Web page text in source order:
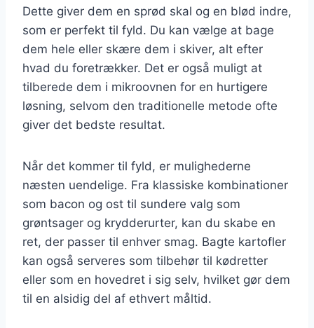
Dette giver dem en sprød skal og en blød indre,
som er perfekt til fyld. Du kan vælge at bage
dem hele eller skære dem i skiver, alt efter
hvad du foretrækker. Det er også muligt at
tilberede dem i mikroovnen for en hurtigere
løsning, selvom den traditionelle metode ofte
giver det bedste resultat.
Når det kommer til fyld, er mulighederne
næsten uendelige. Fra klassiske kombinationer
som bacon og ost til sundere valg som
grøntsager og krydderurter, kan du skabe en
ret, der passer til enhver smag. Bagte kartofler
kan også serveres som tilbehør til kødretter
eller som en hovedret i sig selv, hvilket gør dem
til en alsidig del af ethvert måltid.